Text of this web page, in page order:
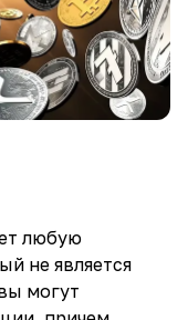
любую
не является
могут